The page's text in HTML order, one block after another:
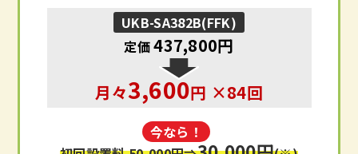
UKB-SA382B(FFK)
定価437,800円
月々3,600円 ×84回
今なら！